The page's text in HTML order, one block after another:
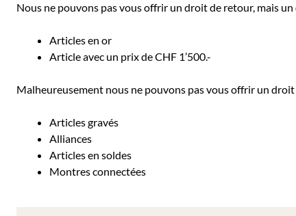
Nous ne pouvons pas vous offrir un droit de retour, mais
Articles en or
Article avec un prix de CHF 1’500.-
Malheureusement nous ne pouvons pas vous offrir un
Articles gravés
Alliances
Articles en soldes
Montres connectées